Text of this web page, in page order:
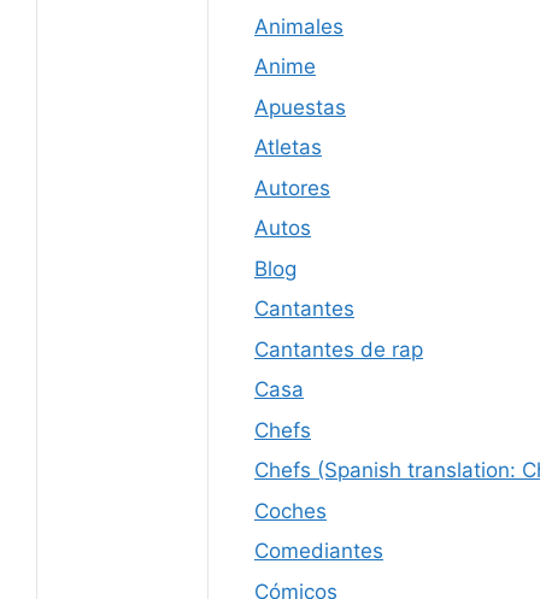
Animales
Anime
Apuestas
Atletas
Autores
Autos
Blog
Cantantes
Cantantes de rap
Casa
Chefs
Chefs (Spanish translation:
Coches
Comediantes
Cómicos